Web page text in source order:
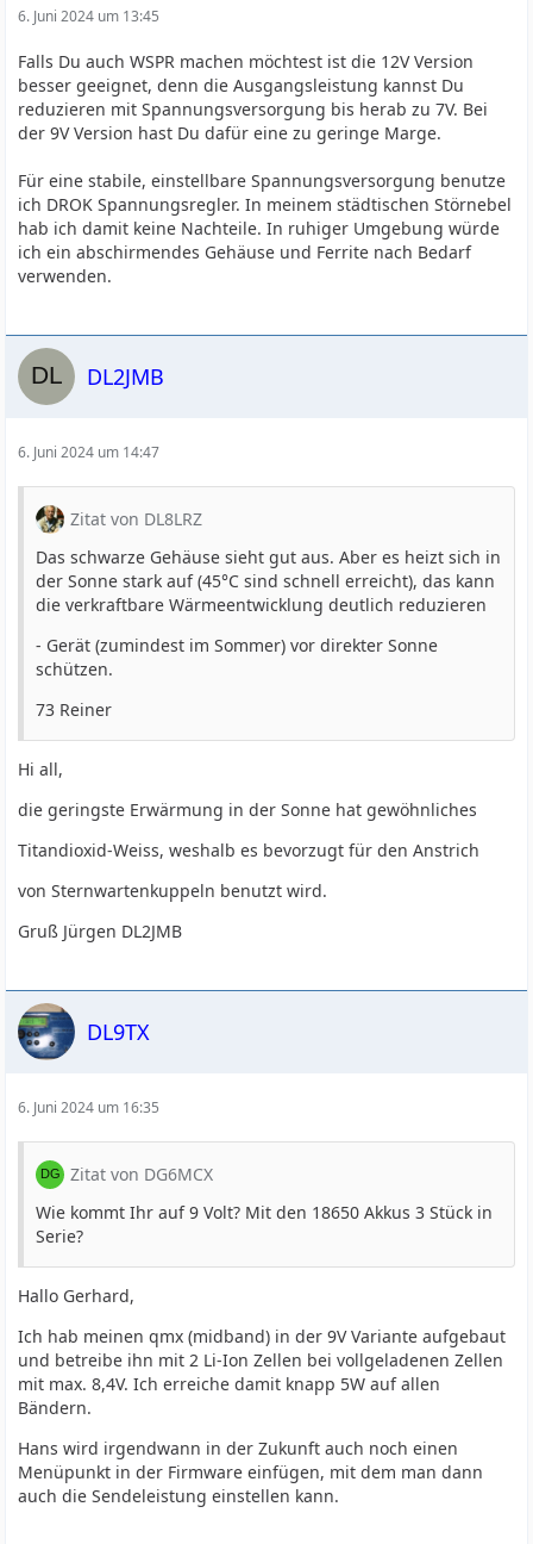
6. Juni 2024 um 13:45
Falls Du auch WSPR machen möchtest ist die 12V Version
besser geeignet, denn die Ausgangsleistung kannst Du
reduzieren mit Spannungsversorgung bis herab zu 7V. Bei
der 9V Version hast Du dafür eine zu geringe Marge.
Für eine stabile, einstellbare Spannungsversorgung benutze
ich DROK Spannungsregler. In meinem städtischen Störnebel
hab ich damit keine Nachteile. In ruhiger Umgebung würde
ich ein abschirmendes Gehäuse und Ferrite nach Bedarf
verwenden.
DL2JMB
6. Juni 2024 um 14:47
Zitat von DL8LRZ
Das schwarze Gehäuse sieht gut aus. Aber es heizt sich in
der Sonne stark auf (45°C sind schnell erreicht), das kann
die verkraftbare Wärmeentwicklung deutlich reduzieren
- Gerät (zumindest im Sommer) vor direkter Sonne
schützen.
73 Reiner
Hi all,
die geringste Erwärmung in der Sonne hat gewöhnliches
Titandioxid-Weiss, weshalb es bevorzugt für den Anstrich
von Sternwartenkuppeln benutzt wird.
Gruß Jürgen DL2JMB
DL9TX
6. Juni 2024 um 16:35
Zitat von DG6MCX
Wie kommt Ihr auf 9 Volt? Mit den 18650 Akkus 3 Stück in
Serie?
Hallo Gerhard,
Ich hab meinen qmx (midband) in der 9V Variante aufgebaut
und betreibe ihn mit 2 Li-Ion Zellen bei vollgeladenen Zellen
mit max. 8,4V. Ich erreiche damit knapp 5W auf allen
Bändern.
Hans wird irgendwann in der Zukunft auch noch einen
Menüpunkt in der Firmware einfügen, mit dem man dann
auch die Sendeleistung einstellen kann.